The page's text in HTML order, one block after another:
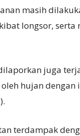
masih
longsor,
juga
hujan
terdampak